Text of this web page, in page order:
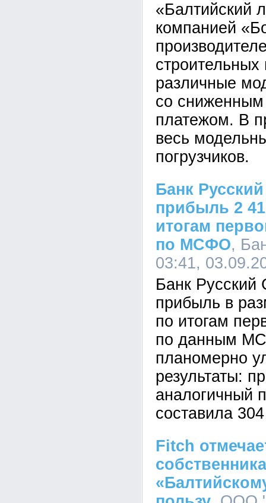
«Балтийский
компанией
различные
со
платежом. В
весь
погрузчиков.
Банк
прибыль 2
итогам
по МСФО,
03:41,
Банк Русский
прибыль в
по итогам
по данным
планомерно
результаты:
аналогичный
составила
Fitch